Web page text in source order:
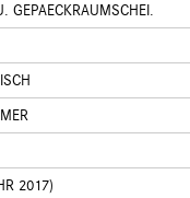
GEPAECKRAUMSCHEI.
2017)